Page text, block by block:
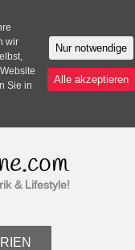
& Lifestyle!
wir
Sie in
Nur notwendige
Alle akzeptieren